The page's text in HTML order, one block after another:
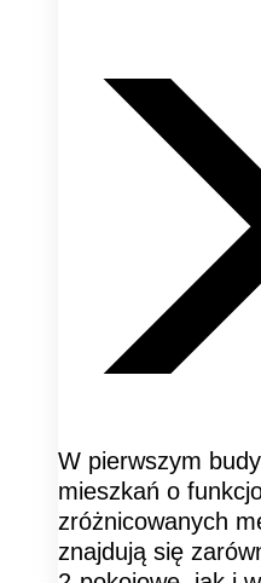
W pierwszym
mieszkań o
zróżnicowanych
znajdują się